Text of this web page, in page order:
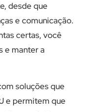
desde que
e comunicação.
certas, você
e manter a
soluções que
e permitem que